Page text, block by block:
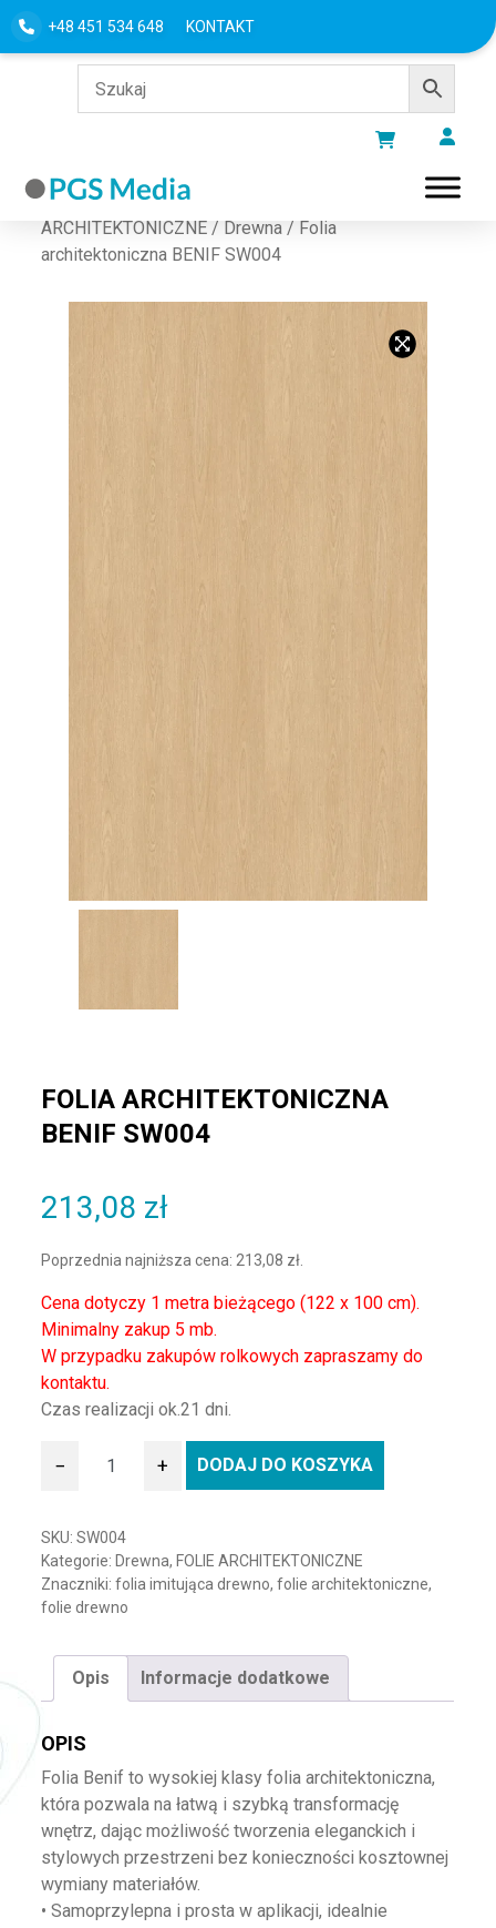
+48 451 534 648 KONTAKT
Strona główna/FOLIE
ARCHITEKTONICZNE / Drewna / Folia
architektoniczna BENIF SW004
FOLIA ARCHITEKTONICZNA
BENIF SW004
213,08 zł
Poprzednia najniższa cena: 213,08 zł
Cena dotyczy 1 metra bieżącego (122 x 100 cm).
Minimalny zakup 5 mb.
W przypadku zakupów rolkowych zapraszamy do
kontaktu.
Czas realizacji ok.21 dni.
ilość Folia architektoniczna BENIF SW004
− + DODAJ DO KOSZYKA
SKU:SW004
Kategorie: Drewna, FOLIE ARCHITEKTONICZNE
Znaczniki:folia imitująca drewno,folie architektoniczne,
folie drewno
Opis Informacje dodatkowe
OPIS
Folia Benif to wysokiej klasy folia architektoniczna,
która pozwala na łatwą i szybką transformację
wnętrz, dając możliwość tworzenia eleganckich i
stylowych przestrzeni bez konieczności kosztownej
wymiany materiałów.
• Samoprzylepna i prosta w aplikacji, idealnie